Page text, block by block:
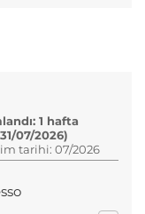
1 hafta
07/2026)
tarihi: 07/2026